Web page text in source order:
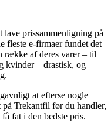
prissammenligning på
fleste e-firmaer fundet det
række af deres varer – til
kvinder – drastisk, og
at efterse nogle
Trekantfil før du handler,
fat i den bedste pris.